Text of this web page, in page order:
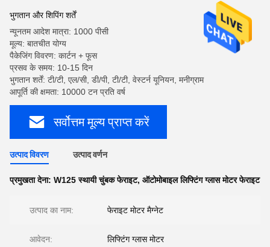
भुगतान और शिपिंग शर्तें
न्यूनतम आदेश मात्रा: 1000 पीसी
मूल्य: बातचीत योग्य
पैकेजिंग विवरण: कार्टन + फूस
प्रसव के समय: 10-15 दिन
भुगतान शर्तें: टी/टी, एल/सी, डी/पी, टी/टी, वेस्टर्न यूनियन, मनीग्राम
आपूर्ति की क्षमता: 10000 टन प्रति वर्ष
सर्वोत्तम मूल्य प्राप्त करें
उत्पाद विवरण उत्पाद वर्णन
प्रमुखता देना: W125 स्थायी चुंबक फेराइट, ऑटोमोबाइल लिफ्टिंग ग्लास मोटर फेराइट
उत्पाद का नाम: फेराइट मोटर मैग्नेट
आवेदन: लिफ्टिंग ग्लास मोटर